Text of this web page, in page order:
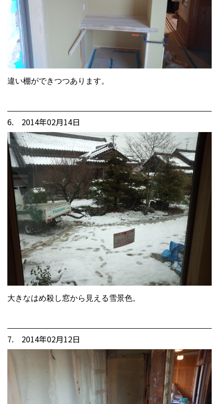
違い棚ができつつあります。
6. 2014年02月14日
大きなはめ殺し窓から見える雪景色。
7. 2014年02月12日